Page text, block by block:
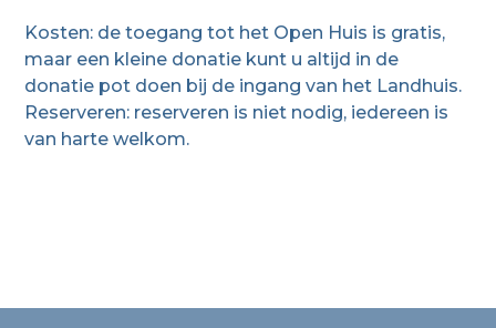
Kosten: de toegang tot het Open Huis is gratis,
maar een kleine donatie kunt u altijd in de
donatie pot doen bij de ingang van het Landhuis.
Reserveren: reserveren is niet nodig, iedereen is
van harte welkom.